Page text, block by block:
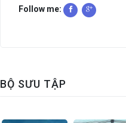
Follow me:
BỘ SƯU TẬP